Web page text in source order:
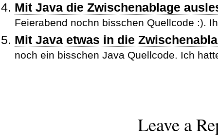
Mit Java die Zwischenablage
Feierabend nochn bisschen Quellcode :).
Mit Java etwas in die
noch ein bisschen Java Quellcode. Ich
Leave a